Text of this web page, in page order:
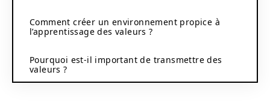
Comment créer un environnement propice à
l’apprentissage des valeurs ?
Pourquoi est-il important de transmettre des
valeurs ?